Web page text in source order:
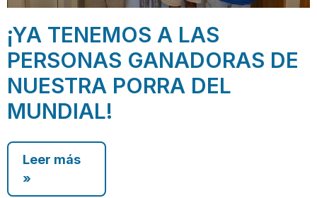
¡YA TENEMOS A LAS
PERSONAS GANADORAS DE
NUESTRA PORRA DEL
MUNDIAL!
Leer más
»